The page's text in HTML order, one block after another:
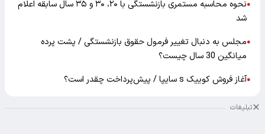
●
نحوه محاسبه مستمری بازنشستگی با ۲۰، ۳۰ و ۳۵ سال سابقه اعلام
شد
●مجلس به دنبال تغییر فرمول حقوق بازنشستگی / پشت پرده
میانگین 30 سال چیست؟
●آغاز فروش کوییک s سایپا / پیش‌پرداخت چقدر است؟
تبلیغات